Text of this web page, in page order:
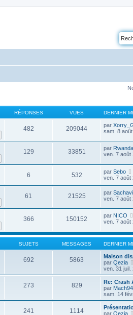
RÉPONSES VUES DERNIER
482 209044 par
sam. 8
129 33851 par
ven. 7 août
6 532 par Sebo
ven. 7 août
61 21525 par
ven. 7 août
366 150152 par NICO
ven. 7 août
SUJETS MESSAGES DERNIER
692 5863
Maison
par Qezia
ven. 31 juil.
273 829
Re: Crash
par Mach94
sam. 14
241 1114
par Qezia